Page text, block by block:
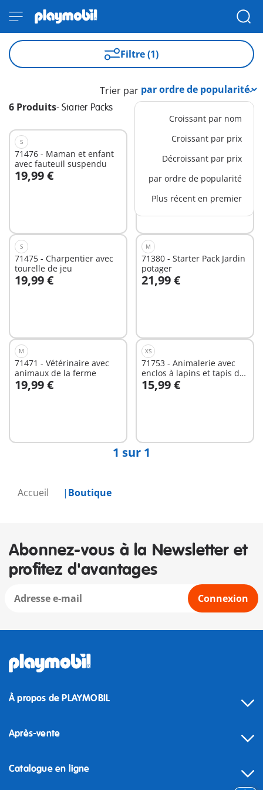
Accueil Boutique
Filtre (1)
6 Produits- Starter Packs
Trier par
Croissant par nom
Croissant par prix
Décroissant par prix
par ordre de popularité
Plus récent en premier
S
71476 - Maman et enfant
avec fauteuil suspendu
19,99 €
Au panier
71257 - Starter Pack
Secouriste avec gyropode
16,99 €
Au panier
S
71475 - Charpentier avec
tourelle de jeu
19,99 €
Au panier
M
71380 - Starter Pack Jardin
potager
21,99 €
Au panier
M
71471 - Vétérinaire avec
animaux de la ferme
19,99 €
Au panier
XS
71753 - Animalerie avec
enclos à lapins et tapis de
jeux
15,99 €
Au panier
1 sur 1
Abonnez-vous à la Newsletter et
profitez d'avantages
Connexion
À propos de PLAYMOBIL
Après-vente
Catalogue en ligne